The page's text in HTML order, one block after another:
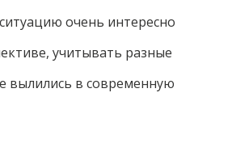
очень интересно
учитывать разные
вылились в современную